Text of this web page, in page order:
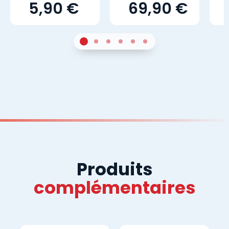
5,90 € 69,90 €
Sur 42Sur 43Sur 44Sur 45Sur 46Sur 4
Produits
complémentaires